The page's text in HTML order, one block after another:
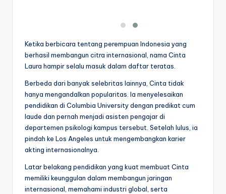
Ketika berbicara tentang perempuan Indonesia yang
berhasil membangun citra internasional, nama Cinta
Laura hampir selalu masuk dalam daftar teratas.
Berbeda dari banyak selebritas lainnya, Cinta tidak
hanya mengandalkan popularitas. Ia menyelesaikan
pendidikan di Columbia University dengan predikat cum
laude dan pernah menjadi asisten pengajar di
departemen psikologi kampus tersebut. Setelah lulus, ia
pindah ke Los Angeles untuk mengembangkan karier
akting internasionalnya.
Latar belakang pendidikan yang kuat membuat Cinta
memiliki keunggulan dalam membangun jaringan
internasional, memahami industri global, serta